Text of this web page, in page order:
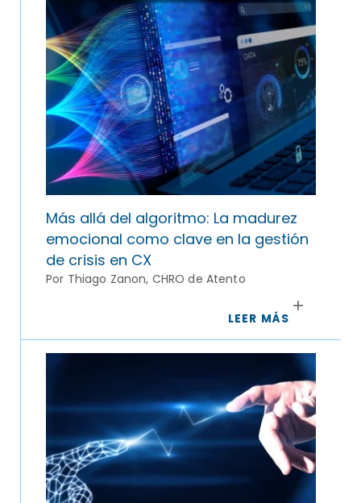
Más allá del algoritmo: La madurez
emocional como clave en la gestión
de crisis en CX
Por Thiago Zanon, CHRO de Atento
LEER MÁS